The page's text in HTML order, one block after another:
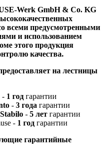
Werk GmbH & Со. KG
всеми предусмотренными
и использованием
этого продукция
качества.
на лестницы
- 1 год гарантии
- 3 года гарантии
Stabilo - 5 лет гарантии
- 1 год гарантии
гарантийные